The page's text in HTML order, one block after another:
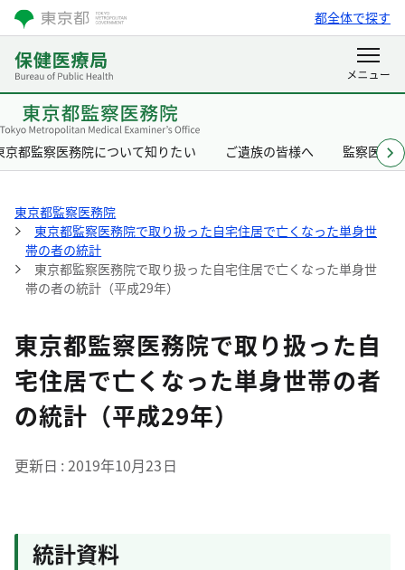
都全体で探す
京都監察医務院について知りたい ご遺族の皆様へ 監察医と
東京都監察医務院
東京都監察医務院で取り扱った自宅住居で亡くなった単身世
帯の者の統計
東京都監察医務院で取り扱った自宅住居で亡くなった単身世
帯の者の統計（平成29年）
東京都監察医務院で取り扱った自
宅住居で亡くなった単身世帯の者
の統計（平成29年）
更新日 2019年10月23日
統計資料